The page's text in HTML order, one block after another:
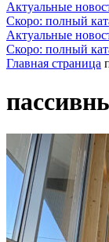
Актуальные
Скоро: полный
Актуальные
Скоро: полный
Главная страница